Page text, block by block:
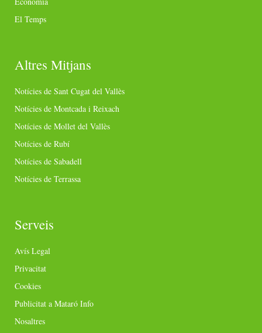
El Temps
Altres Mitjans
Notícies de Sant Cugat del Vallès
Notícies de Montcada i Reixach
Notícies de Mollet del Vallès
Notícies de Rubí
Notícies de Sabadell
Notícies de Terrassa
Serveis
Avís Legal
Privacitat
Cookies
Publicitat a Mataró Info
Nosaltres